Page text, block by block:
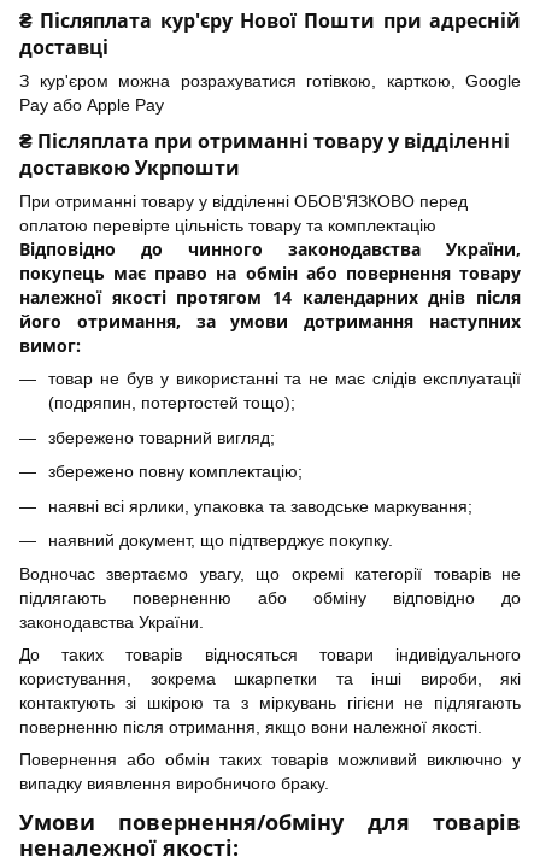
₴ Післяплата кур'єру Нової Пошти при адресній
доставці
З кур'єром можна розрахуватися готівкою, карткою, Google
Pay або Apple Pay
₴ Післяплата при отриманні товару у відділенні
доставкою Укрпошти
При отриманні товару у відділенні ОБОВ'ЯЗКОВО перед
оплатою перевірте цільність товару та комплектацію
Відповідно до чинного законодавства України,
покупець має право на обмін або повернення товару
належної якості протягом 14 календарних днів після
його отримання, за умови дотримання наступних
вимог:
товар не був у використанні та не має слідів експлуатації
(подряпин, потертостей тощо);
збережено товарний вигляд;
збережено повну комплектацію;
наявні всі ярлики, упаковка та заводське маркування;
наявний документ, що підтверджує покупку.
Водночас звертаємо увагу, що окремі категорії товарів не
підлягають поверненню або обміну відповідно до
законодавства України.
До таких товарів відносяться товари індивідуального
користування, зокрема шкарпетки та інші вироби, які
контактують зі шкірою та з міркувань гігієни не підлягають
поверненню після отримання, якщо вони належної якості.
Повернення або обмін таких товарів можливий виключно у
випадку виявлення виробничого браку.
Умови повернення/обміну для товарів
неналежної якості: